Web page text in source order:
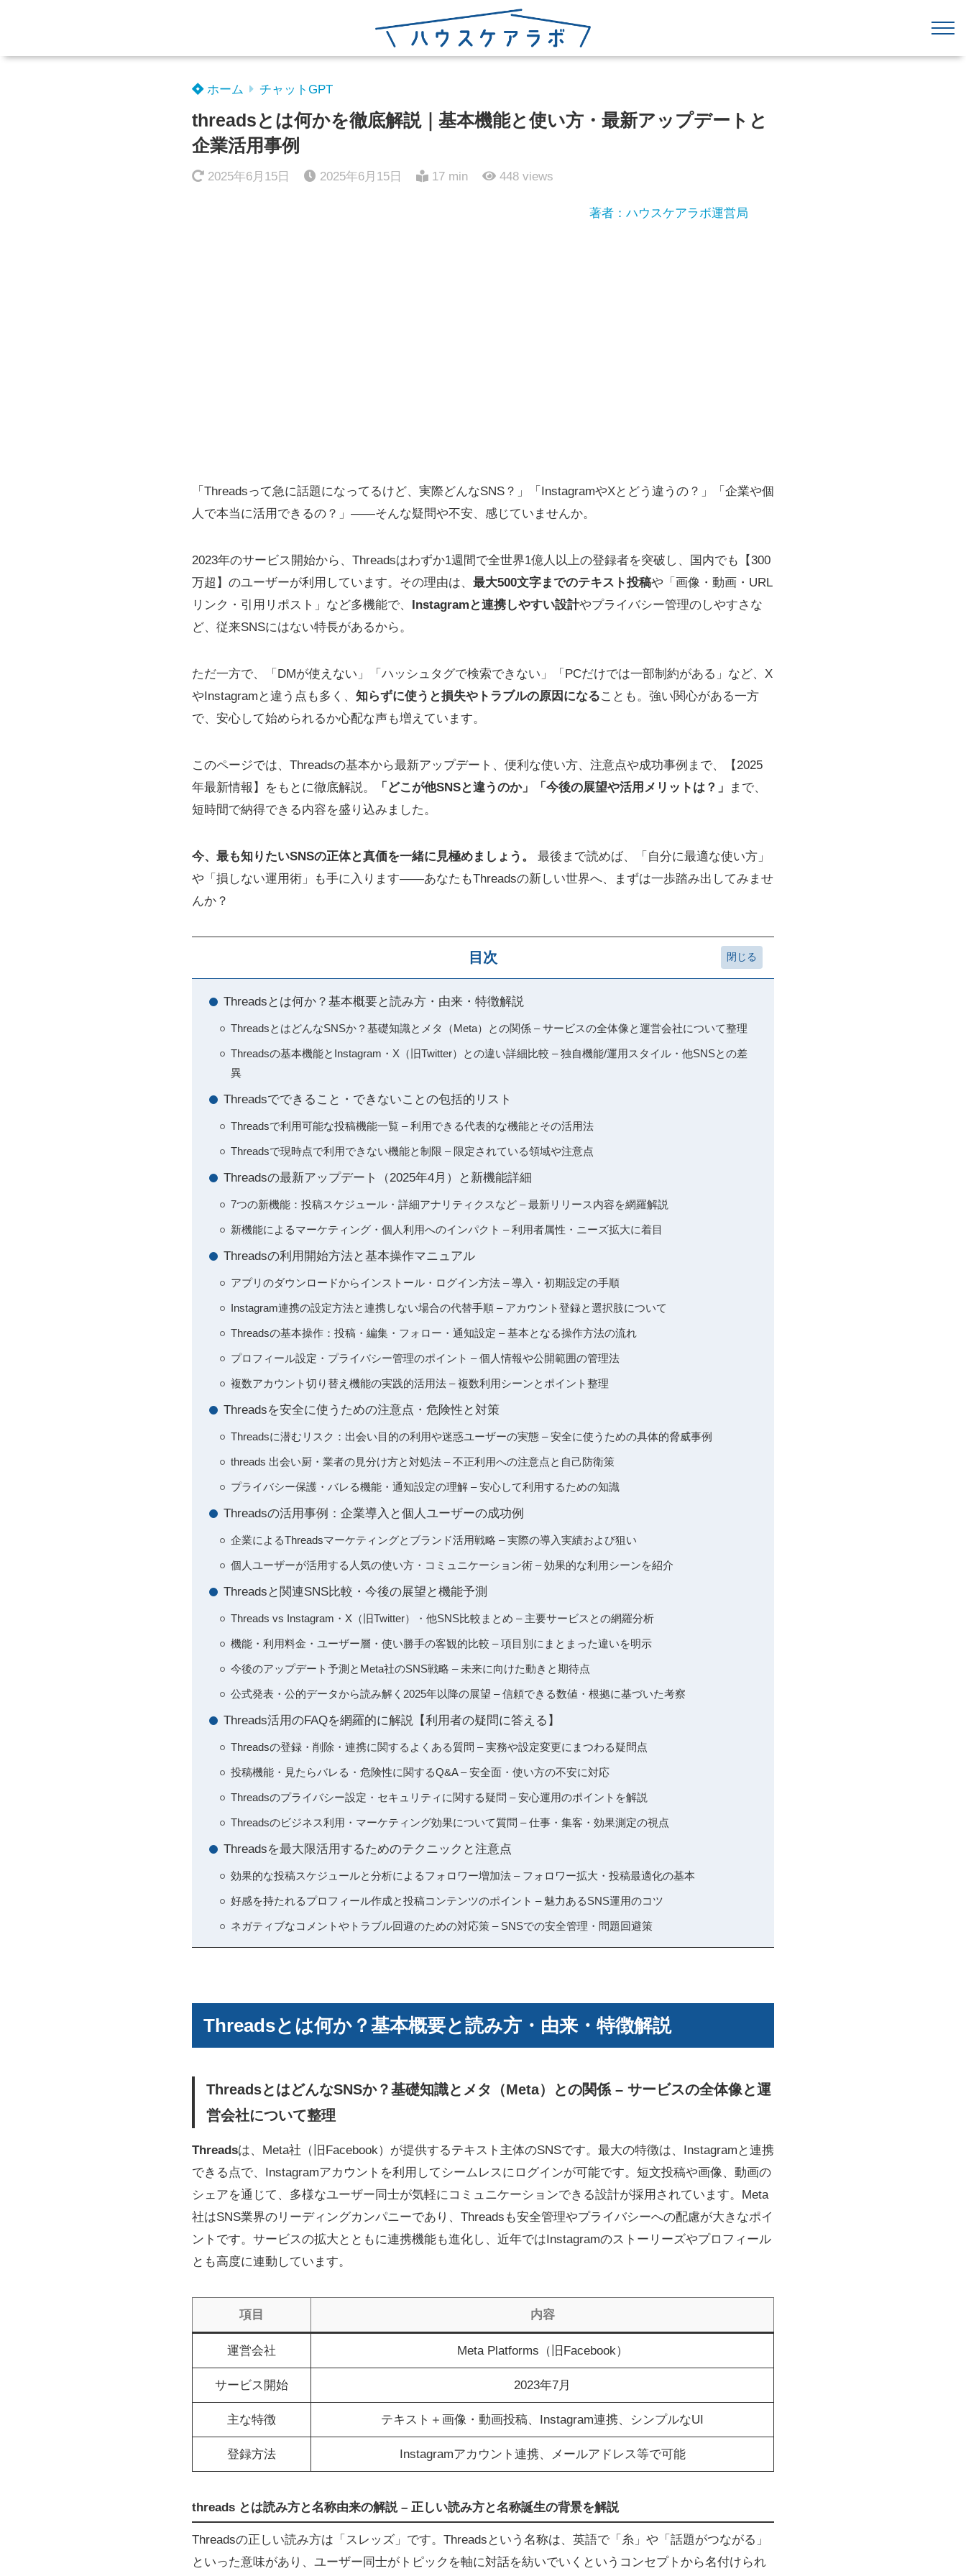
ホーム チャットGPT
threadsとは何かを徹底解説｜基本機能と使い方・最新アップデートと
企業活用事例
2025年6月15日 2025年6月15日 17 min 448 views
著者：ハウスケアラボ運営局
「Threadsって急に話題になってるけど、実際どんなSNS？」「InstagramやXとどう違うの？」「企業や個
人で本当に活用できるの？」――そんな疑問や不安、感じていませんか。
2023年のサービス開始から、Threadsはわずか1週間で全世界1億人以上の登録者を突破し、国内でも【300
万超】のユーザーが利用しています。その理由は、 最大500文字までのテキスト投稿や「画像・動画・URL
リンク・引用リポスト」など多機能で、 Instagramと連携しやすい設計やプライバシー管理のしやすさな
ど、従来SNSにはない特長があるから。
ただ一方で、「DMが使えない」「ハッシュタグで検索できない」「PCだけでは一部制約がある」など、X
やInstagramと違う点も多く、 知らずに使うと損失やトラブルの原因になることも。強い関心がある一方
で、安心して始められるか心配な声も増えています。
このページでは、Threadsの基本から最新アップデート、便利な使い方、注意点や成功事例まで、【2025
年最新情報】をもとに徹底解説。
「どこが他SNSと違うのか」「今後の展望や活用メリットは？」
まで、
短時間で納得できる内容を盛り込みました。
今、最も知りたいSNSの正体と真価を一緒に見極めましょう。
最後まで読めば、「自分に最適な使い方」
や「損しない運用術」も手に入ります――あなたもThreadsの新しい世界へ、まずは一歩踏み出してみませ
んか？
目次
Threadsとは何か？基本概要と読み方・由来・特徴解説
ThreadsとはどんなSNSか？基礎知識とメタ（Meta）との関係 – サービスの全体像と運営会社について整理
Threadsの基本機能とInstagram・X（旧Twitter）との違い詳細比較 – 独自機能/運用スタイル・他SNSとの差
異
Threadsでできること・できないことの包括的リスト
Threadsで利用可能な投稿機能一覧 – 利用できる代表的な機能とその活用法
Threadsで現時点で利用できない機能と制限 – 限定されている領域や注意点
Threadsの最新アップデート（2025年4月）と新機能詳細
7つの新機能：投稿スケジュール・詳細アナリティクスなど – 最新リリース内容を網羅解説
新機能によるマーケティング・個人利用へのインパクト – 利用者属性・ニーズ拡大に着目
Threadsの利用開始方法と基本操作マニュアル
アプリのダウンロードからインストール・ログイン方法 – 導入・初期設定の手順
Instagram連携の設定方法と連携しない場合の代替手順 – アカウント登録と選択肢について
Threadsの基本操作：投稿・編集・フォロー・通知設定 – 基本となる操作方法の流れ
プロフィール設定・プライバシー管理のポイント – 個人情報や公開範囲の管理法
複数アカウント切り替え機能の実践的活用法 – 複数利用シーンとポイント整理
Threadsを安全に使うための注意点・危険性と対策
Threadsに潜むリスク：出会い目的の利用や迷惑ユーザーの実態 – 安全に使うための具体的脅威事例
threads 出会い厨・業者の見分け方と対処法 – 不正利用への注意点と自己防衛策
プライバシー保護・バレる機能・通知設定の理解 – 安心して利用するための知識
Threadsの活用事例：企業導入と個人ユーザーの成功例
企業によるThreadsマーケティングとブランド活用戦略 – 実際の導入実績および狙い
個人ユーザーが活用する人気の使い方・コミュニケーション術 – 効果的な利用シーンを紹介
Threadsと関連SNS比較・今後の展望と機能予測
Threads vs Instagram・X（旧Twitter）・他SNS比較まとめ – 主要サービスとの網羅分析
機能・利用料金・ユーザー層・使い勝手の客観的比較 – 項目別にまとまった違いを明示
今後のアップデート予測とMeta社のSNS戦略 – 未来に向けた動きと期待点
公式発表・公的データから読み解く2025年以降の展望 – 信頼できる数値・根拠に基づいた考察
Threads活用のFAQを網羅的に解説【利用者の疑問に答える】
Threadsの登録・削除・連携に関するよくある質問 – 実務や設定変更にまつわる疑問点
投稿機能・見たらバレる・危険性に関するQ&A – 安全面・使い方の不安に対応
Threadsのプライバシー設定・セキュリティに関する疑問 – 安心運用のポイントを解説
Threadsのビジネス利用・マーケティング効果について質問 – 仕事・集客・効果測定の視点
Threadsを最大限活用するためのテクニックと注意点
効果的な投稿スケジュールと分析によるフォロワー増加法 – フォロワー拡大・投稿最適化の基本
好感を持たれるプロフィール作成と投稿コンテンツのポイント – 魅力あるSNS運用のコツ
ネガティブなコメントやトラブル回避のための対応策 – SNSでの安全管理・問題回避策
Threadsとは何か？基本概要と読み方・由来・特徴解説
ThreadsとはどんなSNSか？基礎知識とメタ（Meta）との関係 – サービスの全体像と運
営会社について整理
Threadsは、Meta社（旧Facebook）が提供するテキスト主体のSNSです。最大の特徴は、Instagramと連携
できる点で、Instagramアカウントを利用してシームレスにログインが可能です。短文投稿や画像、動画の
シェアを通じて、多様なユーザー同士が気軽にコミュニケーションできる設計が採用されています。Meta
社はSNS業界のリーディングカンパニーであり、Threadsも安全管理やプライバシーへの配慮が大きなポイ
ントです。サービスの拡大とともに連携機能も進化し、近年ではInstagramのストーリーズやプロフィール
とも高度に連動しています。
項目 内容
運営会社 Meta Platforms（旧Facebook）
サービス開始 2023年7月
主な特徴 テキスト＋画像・動画投稿、Instagram連携、シンプルなUI
登録方法 Instagramアカウント連携、メールアドレス等で可能
threads とは読み方と名称由来の解説 – 正しい読み方と名称誕生の背景を解説
Threadsの正しい読み方は「スレッズ」です。Threadsという名称は、英語で「糸」や「話題がつながる」
といった意味があり、ユーザー同士がトピックを軸に対話を紡いでいくというコンセプトから名付けられ